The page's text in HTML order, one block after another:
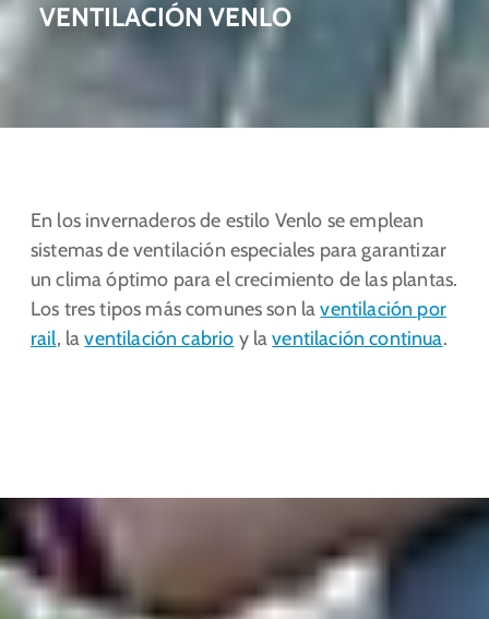
VENTILACIÓN VENLO
En los invernaderos de estilo Venlo se emplean
sistemas de ventilación especiales para garantizar
un clima óptimo para el crecimiento de las plantas.
Los tres tipos más comunes son laventilación por
rail, laventilación cabrio y laventilación continua.